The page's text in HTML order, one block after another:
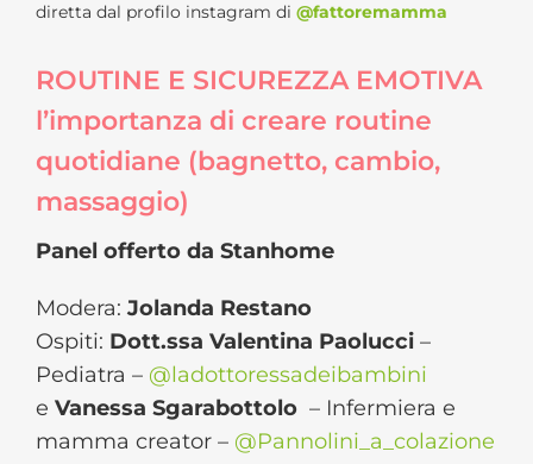
diretta dal profilo instagram di @fattoremamma
ROUTINE E SICUREZZA EMOTIVA
l’importanza di creare routine
quotidiane (bagnetto, cambio,
massaggio)
Panel offerto da Stanhome
Modera: Jolanda Restano
Ospiti: Dott.ssa Valentina Paolucci–
Pediatra – @ladottoressadeibambini
e Vanessa Sgarabottolo – Infermiera e
mamma creator – @Pannolini_a_ colazione